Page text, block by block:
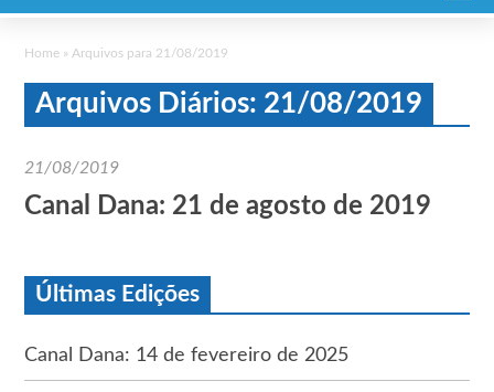
Home » Arquivos para 21/08/2019
Arquivos Diários: 21/08/2019
21/08/2019
Canal Dana: 21 de agosto de 2019
Últimas Edições
Canal Dana: 14 de fevereiro de 2025